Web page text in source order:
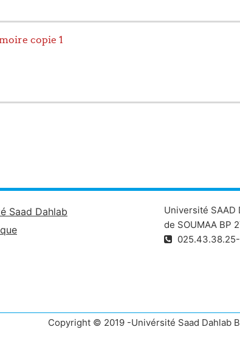
copie 1
Saad Dahlab
Université SAAD
de SOUMAA BP
Copyright © 2019 -Univérsité Saad Dahlab